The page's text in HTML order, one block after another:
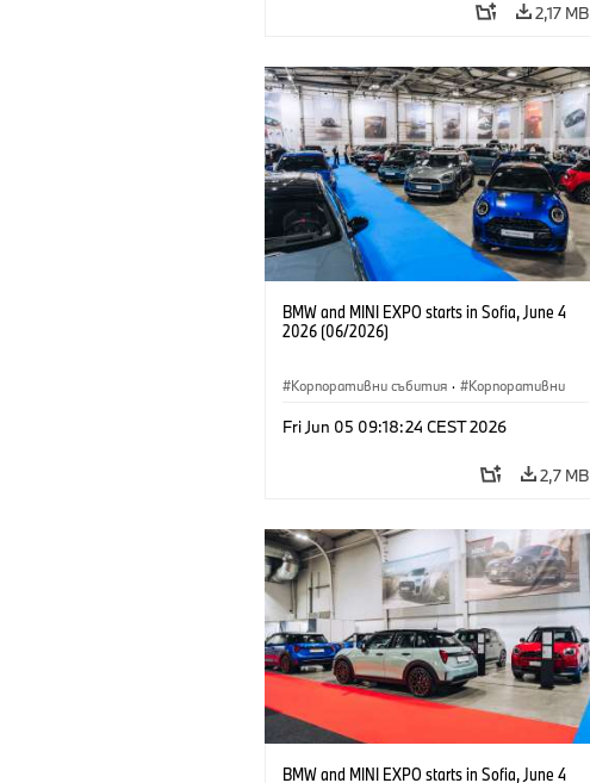
2,17 MB
BMW and MINI EXPO starts in Sofia, June 4
2026 (06/2026)
Корпоративни събития · Корпоративни
Fri Jun 05 09:18:24 CEST 2026
2,7 MB
BMW and MINI EXPO starts in Sofia, June 4